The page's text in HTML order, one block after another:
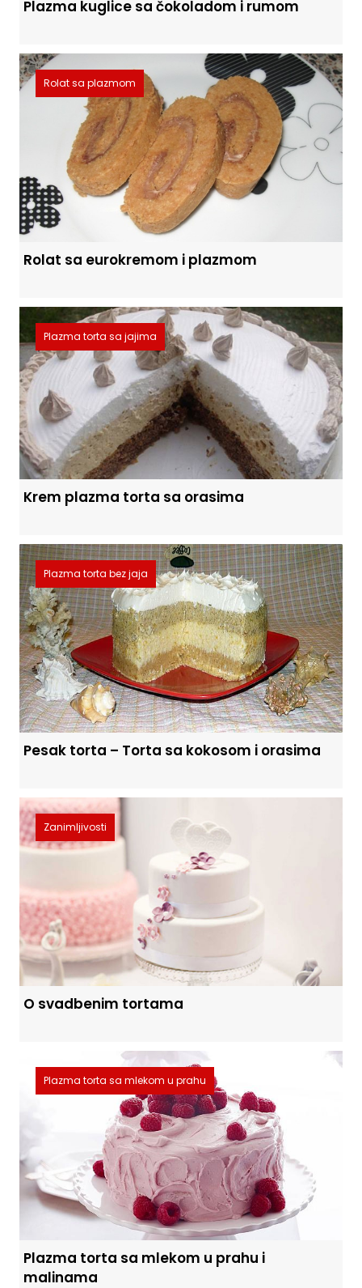
Plazma kuglice sa čokoladom i rumom
Rolat sa plazmom
Rolat sa eurokremom i plazmom
Plazma torta sa jajima
Krem plazma torta sa orasima
Plazma torta bez jaja
Pesak torta – Torta sa kokosom i orasima
Zanimljivosti
O svadbenim tortama
Plazma torta sa mlekom u prahu
Plazma torta sa mlekom u prahu i
malinama